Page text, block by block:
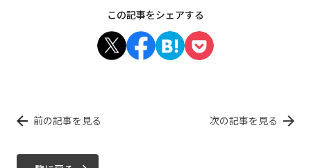
この記事をシェアする
前の記事を見る 次の記事を見る